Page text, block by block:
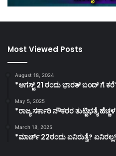
Most Viewed Posts
August 18, 2024
*ಆಗಸ್ಟ್ 21 ರಂದು ಭಾರತ್‌ ಬಂದ್‌ ಗೆ
May 5, 2025
*ರಾಜ್ಯ ಸರ್ಕಾರಿ ನೌಕರರ ತುಟ್ಟಿಭತ್ಯೆ
March 18, 2025
*ಮಾರ್ಚ್ 22ರಂದು ಏನಿರುತ್ತೆ?